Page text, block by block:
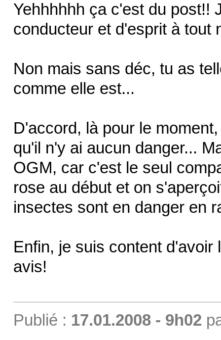
Yehhhhhh ça c'est du post!!
conducteur et d'esprit à tout
Non mais sans déc, tu as
comme elle est...
D'accord, là pour le
qu'il n'y ai aucun danger...
OGM, car c'est le seul
rose au début et on
insectes sont en danger en
Enfin, je suis content
avis!
Publié : 17.01.2008 - 9h02